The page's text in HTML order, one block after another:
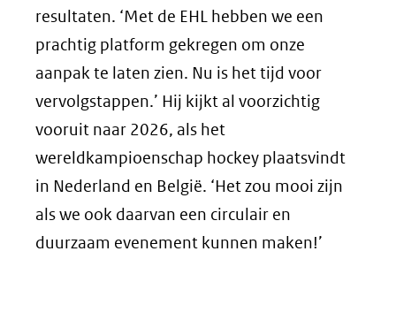
resultaten. ‘Met de EHL hebben we een
prachtig platform gekregen om onze
aanpak te laten zien. Nu is het tijd voor
vervolgstappen.’ Hij kijkt al voorzichtig
vooruit naar 2026, als het
wereldkampioenschap hockey plaatsvindt
in Nederland en België. ‘Het zou mooi zijn
als we ook daarvan een circulair en
duurzaam evenement kunnen maken!’